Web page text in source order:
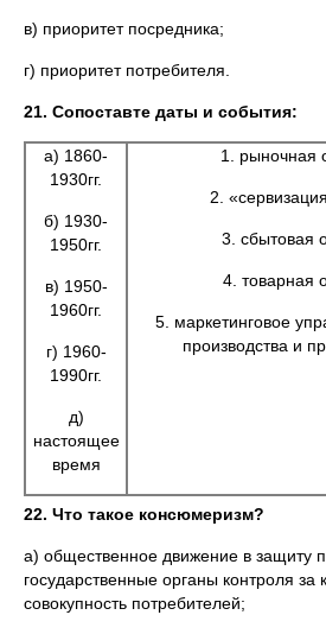
в) приоритет посредника;
г) приоритет потребителя.
21. Сопоставте даты и события:
а) 1860-
1930гг.
б) 1930-
1950гг.
в) 1950-
1960гг.
г) 1960-
1990гг.
д)
настоящее
время
1. рыночная
2.
3. сбытовая
4. товарная
5. маркетинговое
производства и
22. Что такое консюмеризм?
а) общественное движение в защиту
государственные органы контроля за
совокупность потребителей;